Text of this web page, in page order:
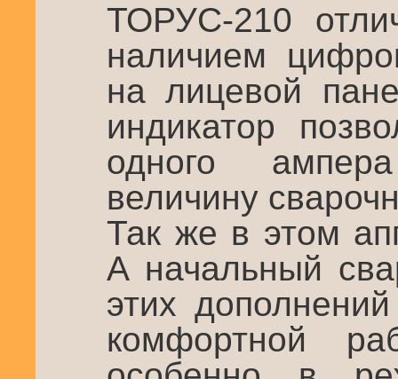
ТОРУС-210
наличием
на лицевой
индикатор
одного ампера
величину
Так же в этом
А начальный
этих
комфортной